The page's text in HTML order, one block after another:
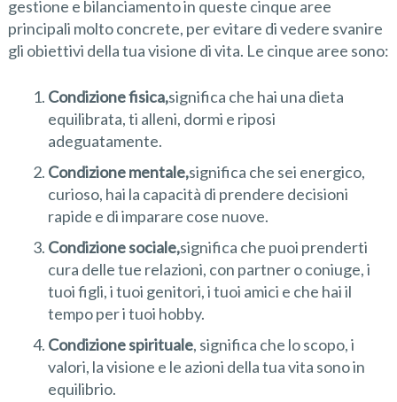
gestione e bilanciamento in queste cinque aree
principali molto concrete, per evitare di vedere svanire
gli obiettivi della tua visione di vita. Le cinque aree sono:
Condizione fisica,significa che hai una dieta
equilibrata, ti alleni, dormi e riposi
adeguatamente.
Condizione mentale,significa che sei energico,
curioso, hai la capacità di prendere decisioni
rapide e di imparare cose nuove.
Condizione sociale,significa che puoi prenderti
cura delle tue relazioni, con partner o coniuge, i
tuoi figli, i tuoi genitori, i tuoi amici e che hai il
tempo per i tuoi hobby.
Condizione spirituale, significa che lo scopo, i
valori, la visione e le azioni della tua vita sono in
equilibrio.